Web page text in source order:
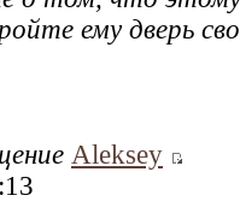
ему дверь
Aleksey